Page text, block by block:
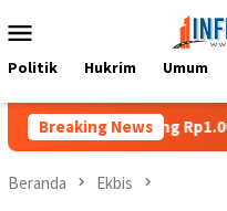
ke
Mobile
Politik Hukrim Umum
Breaking News
Rp1.000 Mohon ke
Beranda Ekbis